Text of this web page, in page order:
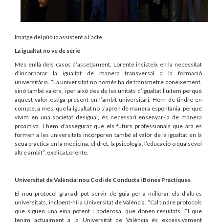
Imatge del públic assistent a l’acte.
La igualtat no ve de sèrie
Més enllà dels casos d’assetjament, Lorente insisteix en la necessitat
d’incorporar la igualtat de manera transversal a la formació
universitària. “La universitat no només ha de transmetre coneixement,
sinó també valors, i per això des de les unitats d’igualtat lluitem perquè
aquest valor estiga present en l’àmbit universitari. Hem de tindre en
compte, a més, que la igualtat no s’aprén de manera espontània, perquè
vivim en una societat desigual, és necessari ensenyar-la de manera
proactiva. I hem d’assegurar que els futurs professionals que ara es
formen a les universitats incorporen també el valor de la igualtat en la
seua pràctica en la medicina, el dret, la psicologia, l’educació o qualsevol
altre àmbit”, explica Lorente.
Universitat de València: nou Codi de Conducta i Bones Pràctiques
El nou protocol granadí pot servir de guia per a millorar els d’altres
universitats, incloent-hi la Universitat de València. “Cal tindre protocols
que siguen una eina potent i poderosa, que donen resultats. El que
tenim actualment a la Universitat de València és excessivament